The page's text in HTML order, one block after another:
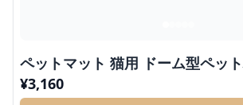
ペットマット 猫用 ドーム型ペッ
¥3,160